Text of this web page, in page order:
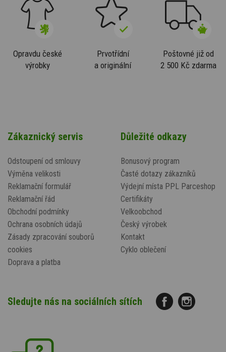
Opravdu české
výrobky
Prvotřídní
a originální
Poštovné již od
2 500 Kč zdarma
Zákaznický servis
Odstoupení od smlouvy
Výměna velikosti
Reklamační formulář
Reklamační řád
Obchodní podmínky
Ochrana osobních údajů
Zásady zpracování souborů
cookies
Doprava a platba
Důležité odkazy
Bonusový program
Časté dotazy zákazníků
Výdejní místa PPL Parceshop
Certifikáty
Velkoobchod
Český výrobek
Kontakt
Cyklo oblečení
Sledujte nás na sociálních sítích